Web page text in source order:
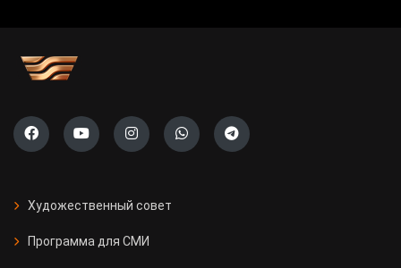
Художественный совет
Программа для СМИ